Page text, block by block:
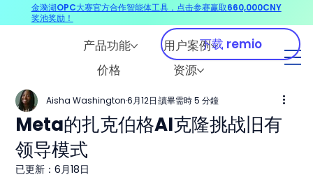
产品功能
用户案例
价格
资源
下载 remio
Meta的扎克伯格AI克隆挑战旧有
领导模式
Aisha Washington 6月12日 讀畢需時 5 分鐘
已更新：6月18日
金漪湖OPC大赛官方合作智能体工具，点击参赛赢取660,000CNY
奖池奖励！